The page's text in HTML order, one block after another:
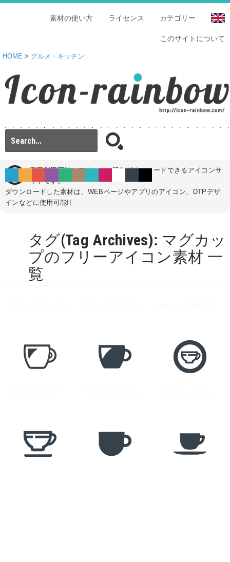
カテゴリー
ライセンス
素材の使い方
このサイトについて
HOME > グルメ・キッチン
商用利用可能なアイコンを即刻ダウンロードできるアイコンサ
イトです。
ダウンロードした素材は、WEBページやアプリのアイコン、DTPデザ
インなどに使用可能!!
タグ(Tag Archives): マグカッ
プのフリーアイコン素材 一
覧